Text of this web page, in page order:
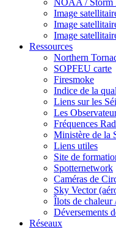
Image
Image
Image
Ressources
Northern
SOPFEU carte
Firesmoke
Indice de la
Liens sur les
Les
Fréquences
Ministère de la
Liens utiles
Site de
Spotternetwork
Caméras de
Sky Vector
Îlots de chaleur
Déversements
Réseaux